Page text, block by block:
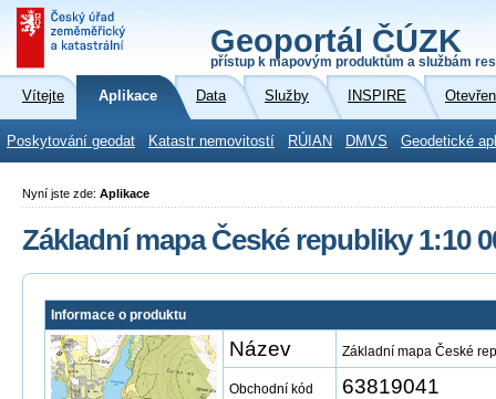
Geoportál ČÚZK
přístup k mapovým produktům a službám
Vítejte Aplikace Data Služby INSPIRE
Poskytování geodat Katastr nemovitostí RÚIAN DMVS Geodetické
Nyní jste zde: Aplikace
Základní mapa České republiky 1:10
Informace o produktu
Název Základní mapa České
Obchodní kód 63819041